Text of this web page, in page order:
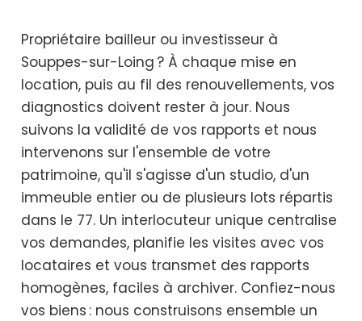
Propriétaire bailleur ou investisseur à
Souppes-sur-Loing ? À chaque mise en
location, puis au fil des renouvellements, vos
diagnostics doivent rester à jour. Nous
suivons la validité de vos rapports et nous
intervenons sur l'ensemble de votre
patrimoine, qu'il s'agisse d'un studio, d'un
immeuble entier ou de plusieurs lots répartis
dans le 77. Un interlocuteur unique centralise
vos demandes, planifie les visites avec vos
locataires et vous transmet des rapports
homogènes, faciles à archiver. Confiez-nous
vos biens : nous construisons ensemble un